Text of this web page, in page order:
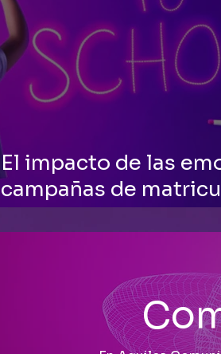
El impacto de las
campañas de
colegios